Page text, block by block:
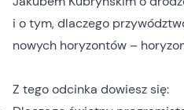
i o tym, dlaczego
nowych horyzontów –
Z tego odcinka dowiesz się: